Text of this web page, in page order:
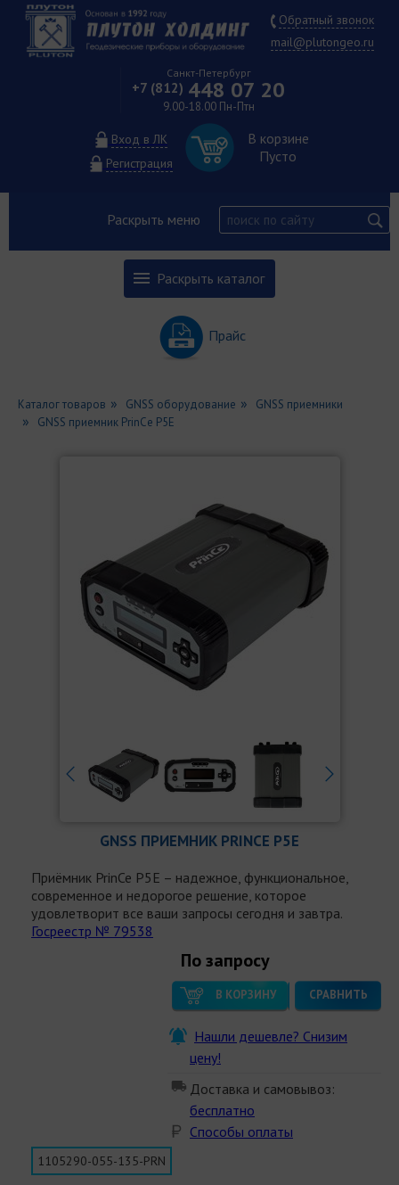
Обратный звонок
mail@plutongeo.ru
Санкт-Петербург
+7 (812) 448 07 20
9.00-18.00 Пн-Птн
Вход в ЛК
Регистрация
В корзине
Пусто
Раскрыть меню
Раскрыть каталог
Прайс
Каталог товаров GNSS оборудование
GNSS приемники
GNSS приемник PrinCe P5E
GNSS ПРИЕМНИК PRINCE P5E
Приёмник PrinCe P5E – надежное, функциональное,
современное и недорогое решение, которое
удовлетворит все ваши запросы сегодня и завтра.
Госреестр № 79538
По запросу
В КОРЗИНУ СРАВНИТЬ
Нашли дешевле? Снизим
цену!
Доставка и самовывоз:
бесплатно
Способы оплаты
1105290-055-135-PRN